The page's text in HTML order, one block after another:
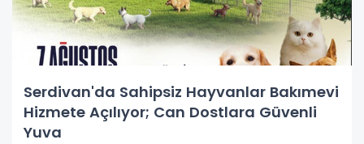
Serdivan'da Sahipsiz Hayvanlar Bakımevi
Hizmete Açılıyor; Can Dostlara Güvenli
Yuva